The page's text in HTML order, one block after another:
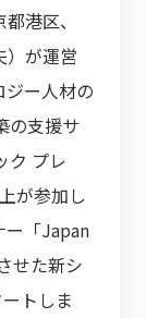
港区、
）が運営
ー人材の
の支援サ
ク プレ
が参加し
ー「Japan
せた新シ
トしま